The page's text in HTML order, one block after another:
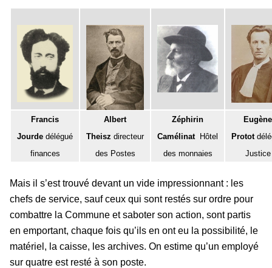
Francis
Jourde délégué
finances
Albert
Theisz directeur
des Postes
Zéphirin
Camélinat Hôtel
des monnaies
Eugène
Protot
Justice
Mais il s’est trouvé devant un vide impressionnant : les
chefs de service, sauf ceux qui sont restés sur ordre pour
combattre la Commune et saboter son action, sont partis
en emportant, chaque fois qu’ils en ont eu la possibilité, le
matériel, la caisse, les archives. On estime qu’un employé
sur quatre est resté à son poste.